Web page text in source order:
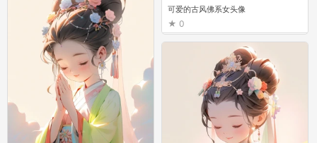
可爱的古风佛系女头像 ​
0